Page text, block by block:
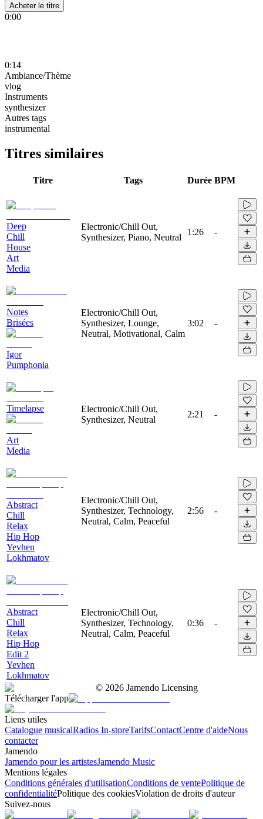
Acheter le titre
0:00
0:14
Ambiance/Thème
vlog
Instruments
synthesizer
Autres tags
instrumental
Titres similaires
Titre Tags Durée BPM
Deep
Chill
House
Art
Media
Electronic/Chill Out,
Synthesizer, Piano, Neutral
1:26 -
Notes
Brisées
Igor
Pumphonia
Electronic/Chill Out,
Synthesizer, Lounge,
Neutral, Motivational, Calm
3:02 -
Timelapse
Art
Media
Electronic/Chill Out,
Synthesizer, Neutral
2:21 -
Abstract
Chill
Relax
Hip Hop
Yevhen
Lokhmatov
Electronic/Chill Out,
Synthesizer, Technology,
Neutral, Calm, Peaceful
2:56 -
Abstract
Chill
Relax
Hip Hop
Edit 2
Yevhen
Lokhmatov
Electronic/Chill Out,
Synthesizer, Technology,
Neutral, Calm, Peaceful
0:36 -
© 2026 Jamendo Licensing
Télécharger l'app
Liens utiles
Catalogue musicalRadios In-storeTarifsContactCentre d'aideNous
contacter
Jamendo
Jamendo pour les artistesJamendo Music
Mentions légales
Conditions générales d'utilisationConditions de ventePolitique de
confidentialitéPolitique des cookiesViolation de droits d'auteur
Suivez-nous